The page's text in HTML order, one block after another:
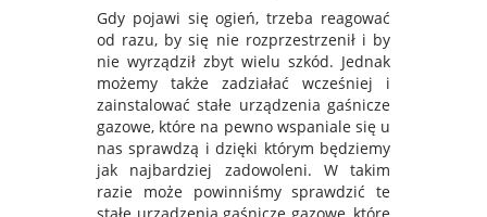
Gdy pojawi się ogień, trzeba reagować
od razu, by się nie rozprzestrzenił i by
nie wyrządził zbyt wielu szkód. Jednak
możemy także zadziałać wcześniej i
zainstalować stałe urządzenia gaśnicze
gazowe, które na pewno wspaniale się u
nas sprawdzą i dzięki którym będziemy
jak najbardziej zadowoleni. W takim
razie może powinniśmy sprawdzić te